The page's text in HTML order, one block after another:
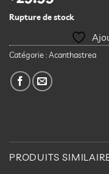
Rupture de stock
Catégorie :Acanthastrea
PRODUITS